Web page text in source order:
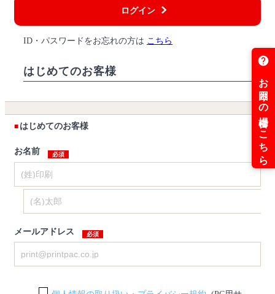
ログイン
ID・パスワードをお忘れの方は こちら
はじめてのお客様
はじめてのお客様
お名前
メールアドレス